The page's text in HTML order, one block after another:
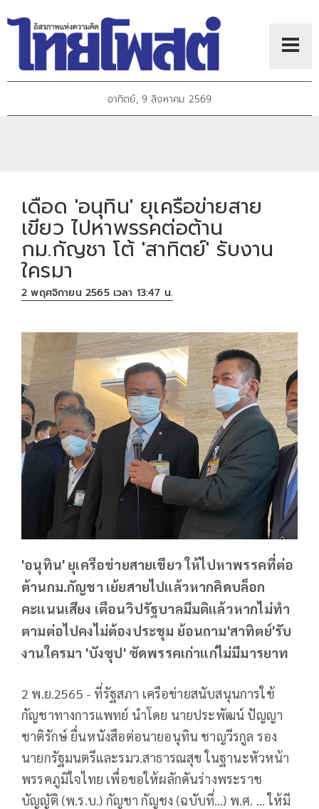
อาทิตย์, 9 สิงหาคม 2569
เดือด 'อนุทิน' ยุเครือข่ายสาย
เขียว ไปหาพรรคต่อต้าน
กม.กัญชา โต้ 'สาทิตย์' รับงาน
ใครมา
2 พฤศจิกายน 2565 เวลา 13:47 น.
'อนุทิน' ยุเครือข่ายสายเขียว ให้ไปหาพรรคที่ต่อ
ต้านกม.กัญชา เย้ยสายไปแล้วหากคิดบล็อก
คะแนนเสียง เตือนวิปรัฐบาลมีมติแล้วหากไม่ทำ
ตามต่อไปคงไม่ต้องประชุม ย้อนถาม'สาทิตย์'รับ
งานใครมา 'บังซุป' ซัดพรรคเก่าแก่ไม่มีมารยาท
2 พ.ย.2565 - ที่รัฐสภา เครือข่ายสนับสนุนการใช้
กัญชาทางการแพทย์ นำโดย นายประพัฒน์ ปัญญา
ชาติรักษ์ ยื่นหนังสือต่อนายอนุทิน ชาญวีรกูล รอง
นายกรัฐมนตรีและรมว.สาธารณสุข ในฐานะหัวหน้า
พรรคภูมิใจไทย เพื่อขอให้ผลักดันร่างพระราช
บัญญัติ (พ.ร.บ.) กัญชา กัญชง (ฉบับที่…) พ.ศ. … ให้มี